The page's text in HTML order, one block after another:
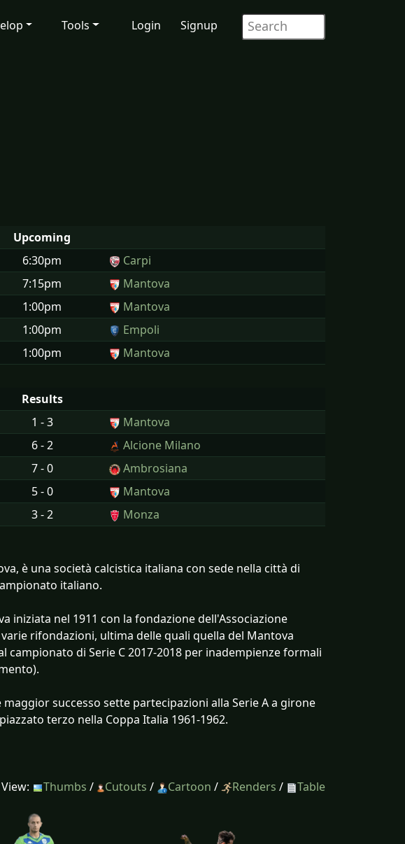
Tools Login Signup
Upcoming
6:30pm
Carpi
7:15pm
Mantova
1:00pm
Mantova
1:00pm
Empoli
1:00pm Mantova
Results
1 - 3
Mantova
6 - 2
Alcione Milano
7 - 0
Ambrosiana
5 - 0
Mantova
3 - 2 Monza
è una società calcistica italiana con sede nella città di
italiano.
iniziata nel 1911 con la fondazione dell'Associazione
rifondazioni, ultima delle quali quella del Mantova
campionato di Serie C 2017-2018 per inadempienze formali
successo sette partecipazioni alla Serie A a girone
terzo nella Coppa Italia 1961-1962.
View:
Thumbs / Cutouts / Cartoon / Renders / Table